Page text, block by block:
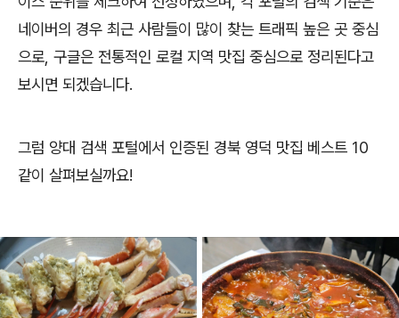
네이버의 경우 최근 사람들이 많이 찾는 트래픽 높은 곳 중심
으로, 구글은 전통적인 로컬 지역 맛집 중심으로 정리된다고
보시면 되겠습니다.
그럼 양대 검색 포털에서 인증된 경북 영덕 맛집 베스트 10
같이 살펴보실까요!